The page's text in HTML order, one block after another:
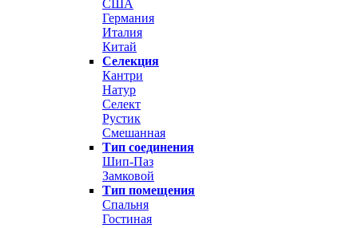
США
Германия
Италия
Китай
Селекция
Кантри
Натур
Селект
Рустик
Смешанная
Тип соединения
Шип-Паз
Замковой
Тип помещения
Спальня
Гостиная